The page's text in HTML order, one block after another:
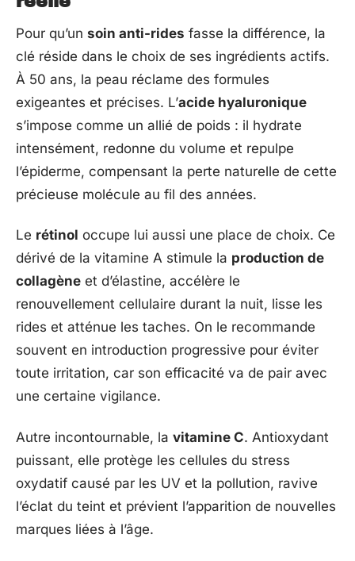
Pour qu’un soin anti-rides fasse la différence, la
clé réside dans le choix de ses ingrédients actifs.
À 50 ans, la peau réclame des formules
exigeantes et précises. L’acide hyaluronique
s’impose comme un allié de poids : il hydrate
intensément, redonne du volume et repulpe
l’épiderme, compensant la perte naturelle de cette
précieuse molécule au fil des années.
Le rétinol occupe lui aussi une place de choix. Ce
dérivé de la vitamine A stimule la production de
collagène et d’élastine, accélère le
renouvellement cellulaire durant la nuit, lisse les
rides et atténue les taches. On le recommande
souvent en introduction progressive pour éviter
toute irritation, car son efficacité va de pair avec
une certaine vigilance.
Autre incontournable, la vitamine C. Antioxydant
puissant, elle protège les cellules du stress
oxydatif causé par les UV et la pollution, ravive
l’éclat du teint et prévient l’apparition de nouvelles
marques liées à l’âge.